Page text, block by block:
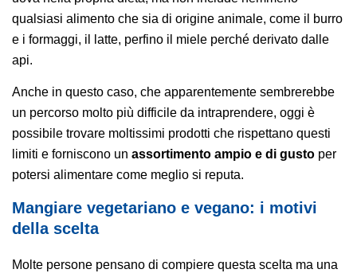
qualsiasi alimento che sia di origine animale, come il burro
e i formaggi, il latte, perfino il miele perché derivato dalle
api.
Anche in questo caso, che apparentemente sembrerebbe
un percorso molto più difficile da intraprendere, oggi è
possibile trovare moltissimi prodotti che rispettano questi
limiti e forniscono un assortimento ampio e di gusto per
potersi alimentare come meglio si reputa.
Mangiare vegetariano e vegano: i motivi
della scelta
Molte persone pensano di compiere questa scelta ma una